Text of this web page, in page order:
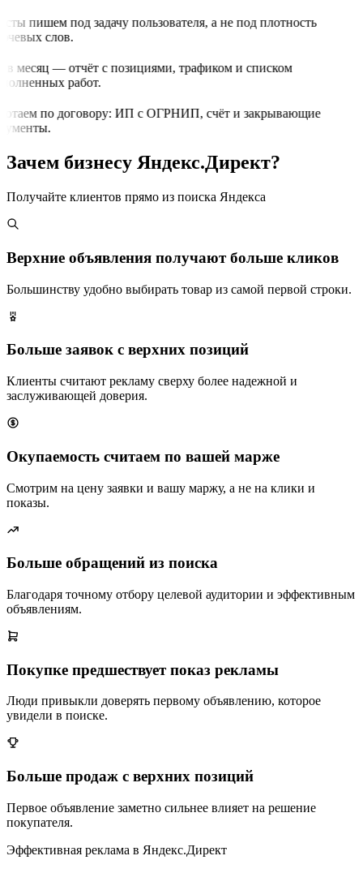
пишем под задачу пользователя, а не под плотность
слов.
в месяц — отчёт с позициями, трафиком и списком
работ.
по договору: ИП с ОГРНИП, счёт и закрывающие
Зачем бизнесу Яндекс.Директ?
Получайте клиентов прямо из поиска Яндекса
Верхние объявления получают больше кликов
Большинству удобно выбирать товар из самой первой строки.
Больше заявок с верхних позиций
Клиенты считают рекламу сверху более надежной и
заслуживающей доверия.
Окупаемость считаем по вашей марже
Смотрим на цену заявки и вашу маржу, а не на клики и
показы.
Больше обращений из поиска
Благодаря точному отбору целевой аудитории и эффективным
объявлениям.
Покупке предшествует показ рекламы
Люди привыкли доверять первому объявлению, которое
увидели в поиске.
Больше продаж с верхних позиций
Первое объявление заметно сильнее влияет на решение
покупателя.
Эффективная реклама в Яндекс.Директ